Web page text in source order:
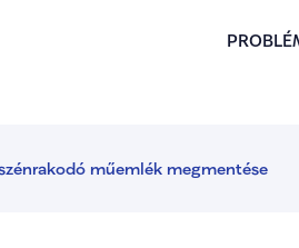
műemlék megmentése